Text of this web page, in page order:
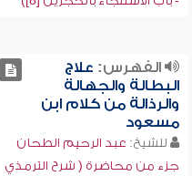
الفهرس: علاج
البطالة والجهالة
والرذالة من كلام ابن
مسعود
للشيخ: عبد الرحيم الطحان
جزء من محاضرة ( شرح الترمذي